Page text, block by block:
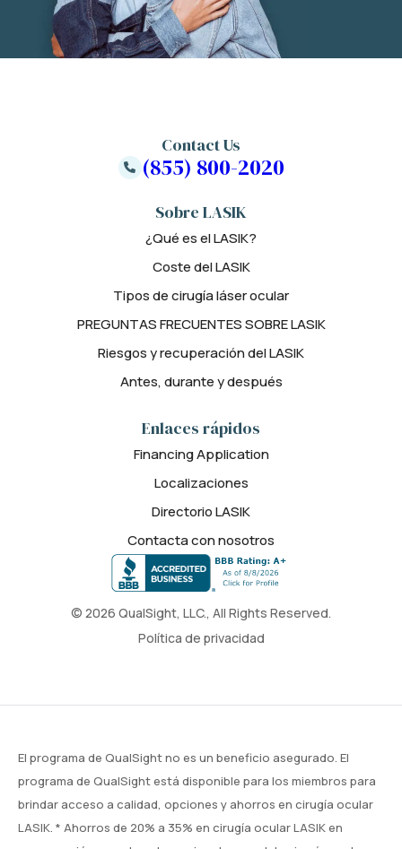
© 2026 QualSight, LLC., All Rights Reserved.
Política de privacidad
Sobre LASIK
¿Qué es el LASIK?
Coste del LASIK
Tipos de cirugía láser ocular
PREGUNTAS FRECUENTES SOBRE LASIK
Riesgos y recuperación del LASIK
Antes, durante y después
Enlaces rápidos
Financing Application
Localizaciones
Directorio LASIK
Contacta con nosotros
Contact Us
(855) 800-2020
El programa de QualSight no es un beneficio asegurado. El
programa de QualSight está disponible para los miembros para
brindar acceso a calidad, opciones y ahorros en cirugía ocular
LASIK. * Ahorros de 20% a 35% en cirugía ocular LASIK en